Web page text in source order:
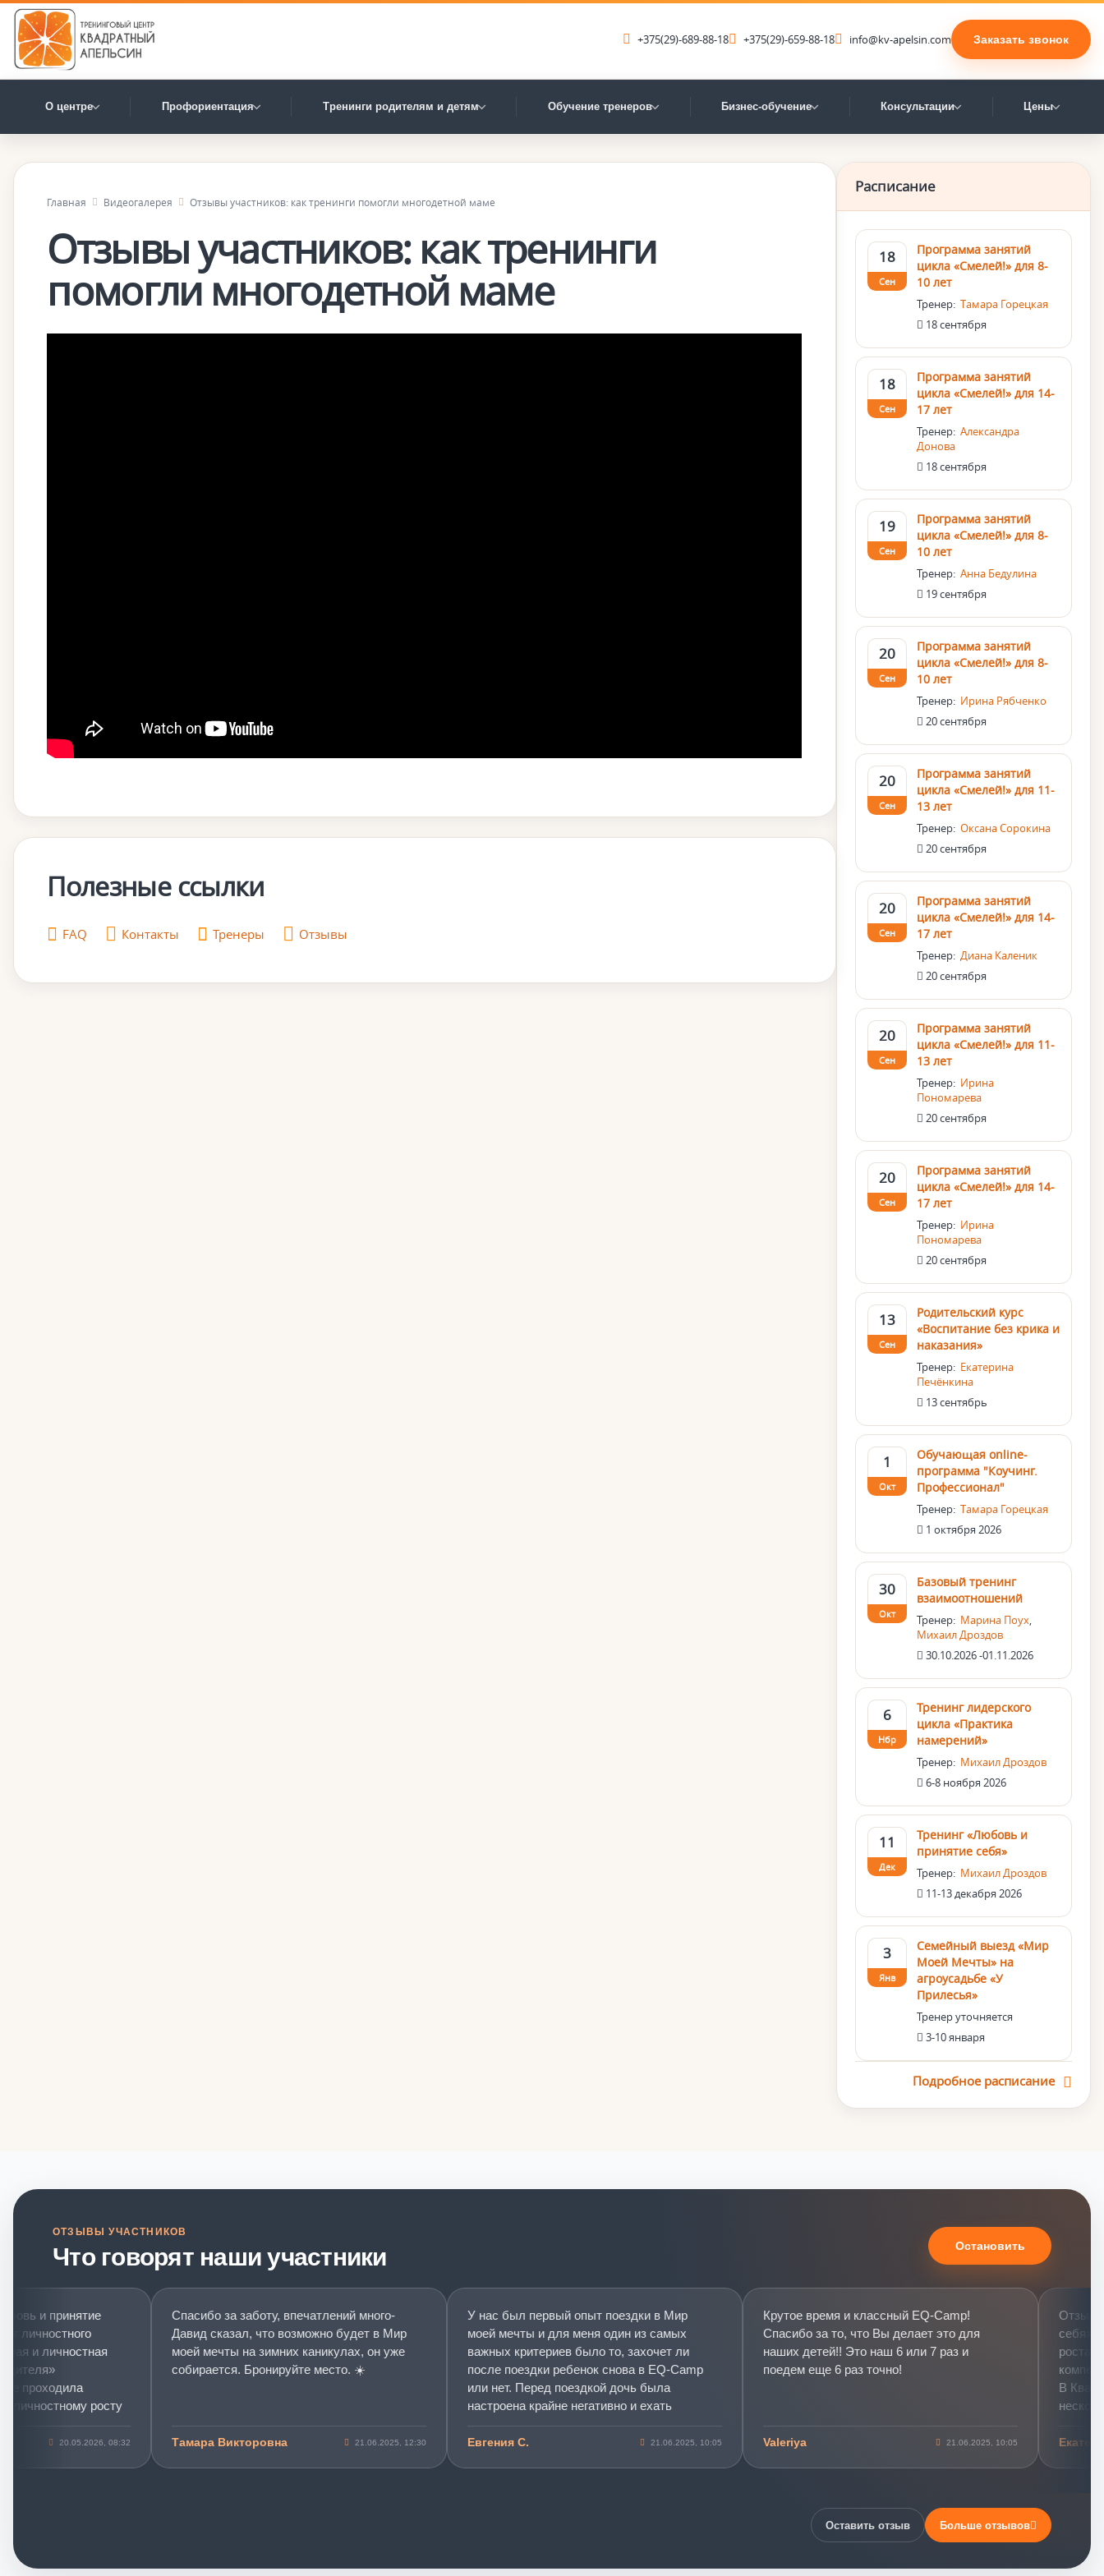
+375(29)-689-88-18 +375(29)-659-88-18 info@kv-apelsin.com Заказать звонок
О центре Профориентация Тренинги родителям и детям Обучение тренеров Бизнес-обучение Консультации Цены
Главная Видеогалерея Отзывы участников: как тренинги помогли многодетной маме
Отзывы участников: как тренинги
помогли многодетной маме
Полезные ссылки
FAQ Контакты Тренеры Отзывы
Расписание
18
Сен
Программа занятий
цикла «Смелей!» для 8-
10 лет
Тренер: Тамара Горецкая
18 сентября
18
Сен
Программа занятий
цикла «Смелей!» для 14-
17 лет
Тренер: Александра
Донова
18 сентября
19
Сен
Программа занятий
цикла «Смелей!» для 8-
10 лет
Тренер: Анна Бедулина
19 сентября
20
Сен
Программа занятий
цикла «Смелей!» для 8-
10 лет
Тренер: Ирина Рябченко
20 сентября
20
Сен
Программа занятий
цикла «Смелей!» для 11-
13 лет
Тренер: Оксана Сорокина
20 сентября
20
Сен
Программа занятий
цикла «Смелей!» для 14-
17 лет
Тренер: Диана Каленик
20 сентября
20
Сен
Программа занятий
цикла «Смелей!» для 11-
13 лет
Тренер: Ирина
Пономарева
20 сентября
20
Сен
Программа занятий
цикла «Смелей!» для 14-
17 лет
Тренер: Ирина
Пономарева
20 сентября
13
Сен
Родительский курс
«Воспитание без крика и
наказания»
Тренер: Екатерина
Печёнкина
13 сентябрь
1
Окт
Обучающая online-
программа "Коучинг.
Профессионал"
Тренер: Тамара Горецкая
1 октября 2026
30
Окт
Базовый тренинг
взаимоотношений
Тренер: Марина Поух,
Михаил Дроздов
30.10.2026 -01.11.2026
6
Нбр
Тренинг лидерского
цикла «Практика
намерений»
Тренер: Михаил Дроздов
6-8 ноября 2026
11
Дек
Тренинг «Любовь и
принятие себя»
Тренер: Михаил Дроздов
11-13 декабря 2026
3
Янв
Семейный выезд «Мир
Моей Мечты» на
агроусадьбе «У
Прилесья»
Тренер уточняется
3-10 января
Подробное расписание
ОТЗЫВЫ УЧАСТНИКОВ
Что говорят наши участники Остановить
и принятие
и личностная
росту
принятие себя»
помог
20.05.2026, 08:32
Спасибо за заботу, впечатлений много-
Давид сказал, что возможно будет в Мир
моей мечты на зимних каникулах, он уже
собирается. Бронируйте место. ☀️
Тамара Викторовна 21.06.2025, 12:30
У нас был первый опыт поездки в Мир
моей мечты и для меня один из самых
важных критериев было то, захочет ли
после поездки ребенок снова в EQ-Camp
или нет. Перед поездкой дочь была
настроена крайне негативно и ехать
отказывалась. Но по приезду со смены
побежала со всеми обниматься и в захлеб
рассказывала как ей было круто и как все
Мир моей мечты еще. Спасибо вам за ваш
Евгения С. 21.06.2025, 10:05
Крутое время и классный EQ-Camp!
Спасибо за то, что Вы делает это для
наших детей!! Это наш 6 или 7 раз и
поедем еще 6 раз точно!
Valeriya 21.06.2025, 10:05
Отзыв о
себя»,
роста»,
В
Первый
название
жизни у
Екатерина
Оставить отзыв Больше отзывов